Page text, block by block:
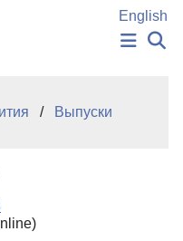
English
Выпуски